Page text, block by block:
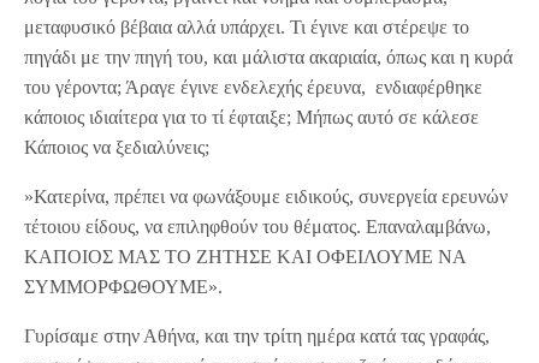
μεταφυσικό βέβαια αλλά υπάρχει. Τι έγινε και στέρεψε το
πηγάδι με την πηγή του, και μάλιστα ακαριαία, όπως και η κυρά
του γέροντα; Άραγε έγινε ενδελεχής έρευνα, ενδιαφέρθηκε
κάποιος ιδιαίτερα για το τί έφταιξε; Μήπως αυτό σε κάλεσε
Κάποιος να ξεδιαλύνεις;
»Κατερίνα, πρέπει να φωνάξουμε ειδικούς, συνεργεία ερευνών
τέτοιου είδους, να επιληφθούν του θέματος. Επαναλαμβάνω,
ΚΑΠΟΙΟΣ ΜΑΣ ΤΟ ΖΗΤΗΣΕ ΚΑΙ ΟΦΕΙΛΟΥΜΕ ΝΑ
ΣΥΜΜΟΡΦΩΘΟΥΜΕ».
Γυρίσαμε στην Αθήνα, και την τρίτη ημέρα κατά τας γραφάς,